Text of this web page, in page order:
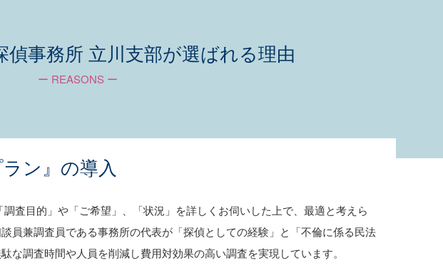
偵事務所 立川支部が選ばれる理由
ー REASONS ー
ン』の導入
査目的」や「ご希望」、「状況」を詳しくお伺いした上で、最適と考えら
員兼調査員である事務所の代表が「探偵としての経験」と「不倫に係る民法
な調査時間や人員を削減し費用対効果の高い調査を実現しています。